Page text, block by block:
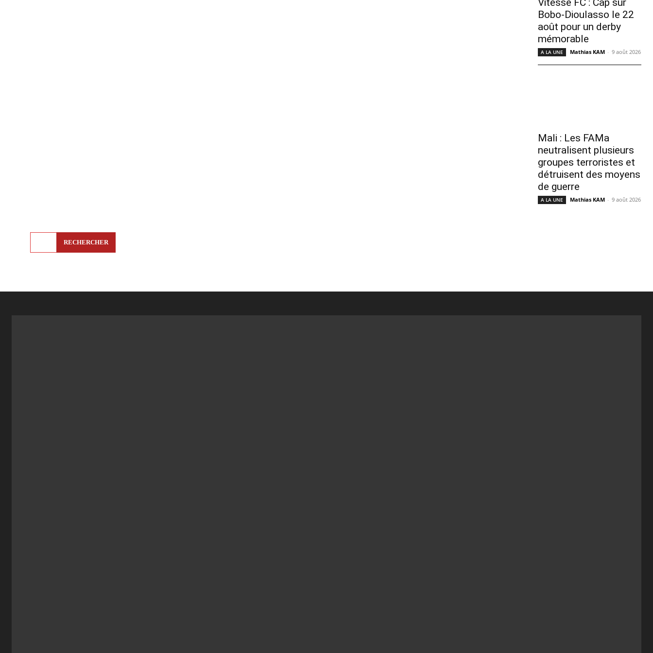
RECHERCHER
Vitesse FC : Cap sur
Bobo-Dioulasso le 22
août pour un derby
mémorable
A LA UNE Mathias KAM - 9 août 2026
Mali : Les FAMa
neutralisent plusieurs
groupes terroristes et
détruisent des moyens
de guerre
A LA UNE Mathias KAM - 9 août 2026